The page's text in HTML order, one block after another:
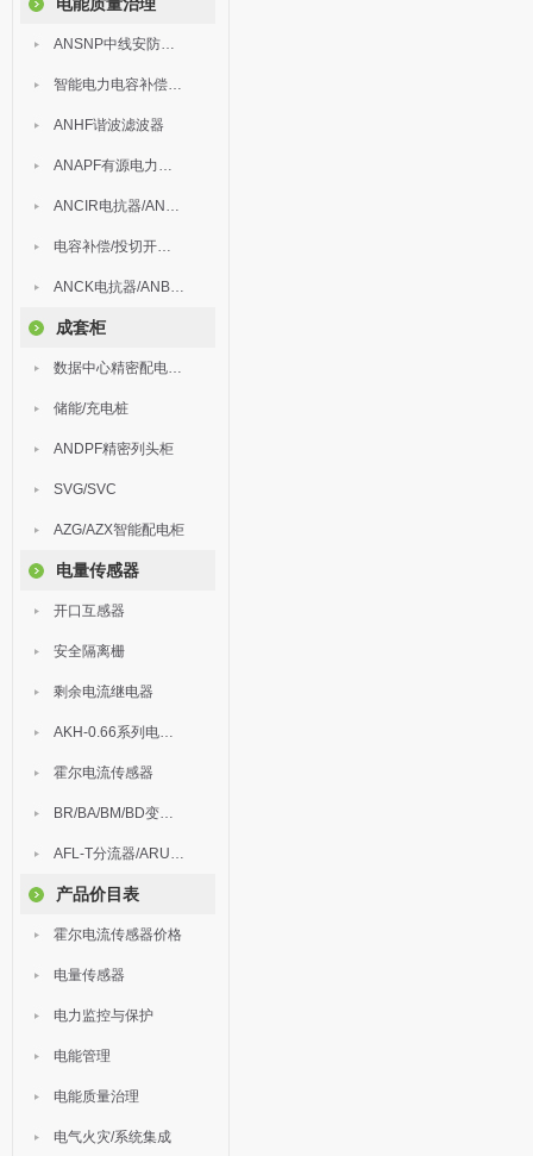
ANSNP中线安防保护器
智能电力电容补偿装置
ANHF谐波滤波器
ANAPF有源电力滤波器
ANCIR电抗器/ANHPD300谐波保护器
电容补偿/投切开关/ARC
ANCK电抗器/ANBSMJ自愈式低压并联电容器
成套柜
数据中心精密配电监控装置
储能/充电桩
ANDPF精密列头柜
SVG/SVC
AZG/AZX智能配电柜
电量传感器
开口互感器
安全隔离栅
剩余电流继电器
AKH-0.66系列电流互感器
霍尔电流传感器
BR/BA/BM/BD变送器
AFL-T分流器/ARU浪涌保护器
产品价目表
霍尔电流传感器价格
电量传感器
电力监控与保护
电能管理
电能质量治理
电气火灾/系统集成